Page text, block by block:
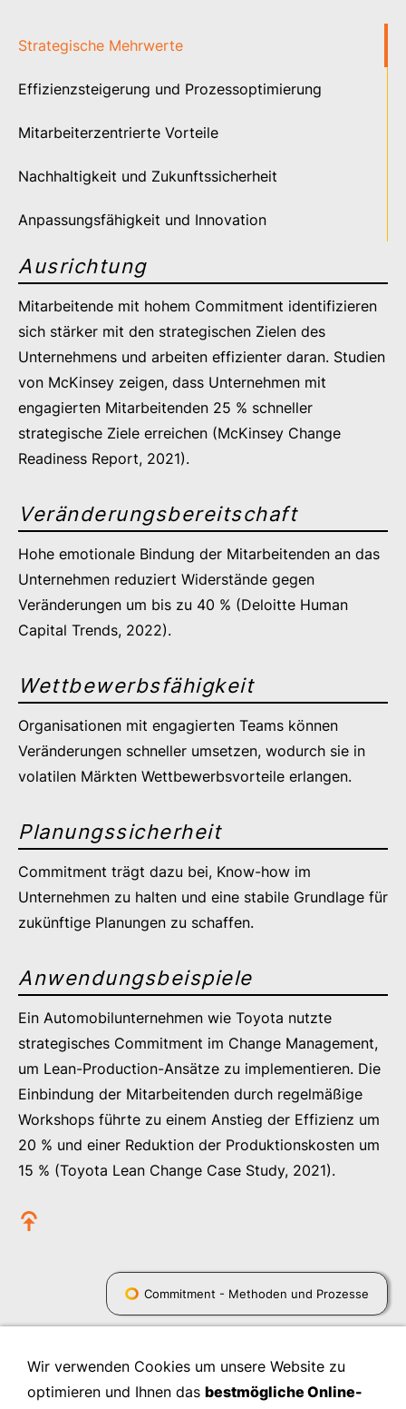
Strategische Mehrwerte
Effizienzsteigerung und Prozessoptimierung
Mitarbeiterzentrierte Vorteile
Nachhaltigkeit und Zukunftssicherheit
Anpassungsfähigkeit und Innovation
Ausrichtung
Mitarbeitende mit hohem Commitment identifizieren
sich stärker mit den strategischen Zielen des
Unternehmens und arbeiten effizienter daran. Studien
von McKinsey zeigen, dass Unternehmen mit
engagierten Mitarbeitenden 25 % schneller
strategische Ziele erreichen (McKinsey Change
Readiness Report, 2021).
Veränderungsbereitschaft
Hohe emotionale Bindung der Mitarbeitenden an das
Unternehmen reduziert Widerstände gegen
Veränderungen um bis zu 40 % (Deloitte Human
Capital Trends, 2022).
Wettbewerbsfähigkeit
Organisationen mit engagierten Teams können
Veränderungen schneller umsetzen, wodurch sie in
volatilen Märkten Wettbewerbsvorteile erlangen.
Planungssicherheit
Commitment trägt dazu bei, Know-how im
Unternehmen zu halten und eine stabile Grundlage für
zukünftige Planungen zu schaffen.
Anwendungsbeispiele
Ein Automobilunternehmen wie Toyota nutzte
strategisches Commitment im Change Management,
um Lean-Production-Ansätze zu implementieren. Die
Einbindung der Mitarbeitenden durch regelmäßige
Workshops führte zu einem Anstieg der Effizienz um
20 % und einer Reduktion der Produktionskosten um
15 % (Toyota Lean Change Case Study, 2021).
Commitment - Methoden und Prozesse
Wir verwenden Cookies um unsere Website zu
optimieren und Ihnen das bestmögliche Online-